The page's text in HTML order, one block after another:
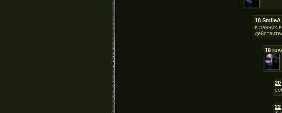
18
в ранних
19
20
22